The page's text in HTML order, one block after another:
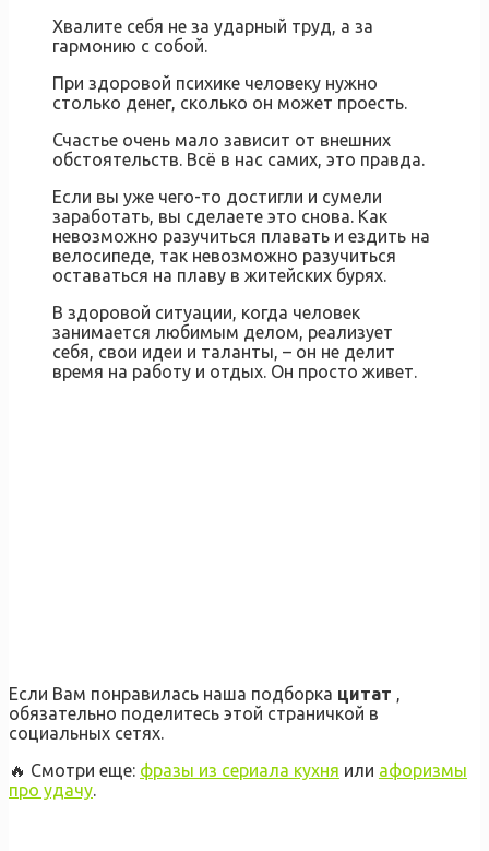
Хвалите себя не за ударный труд, а за
гармонию с собой.
При здоровой психике человеку нужно
столько денег, сколько он может проесть.
Счастье очень мало зависит от внешних
обстоятельств. Всё в нас самих, это правда.
Если вы уже чего-то достигли и сумели
заработать, вы сделаете это снова. Как
невозможно разучиться плавать и ездить на
велосипеде, так невозможно разучиться
оставаться на плаву в житейских бурях.
В здоровой ситуации, когда человек
занимается любимым делом, реализует
себя, свои идеи и таланты, – он не делит
время на работу и отдых. Он просто живет.
Если Вам понравилась наша подборка цитат
обязательно поделитесь этой страничкой в
социальных сетях.
🔥 Смотри еще: фразы из сериала кухня или афоризмы
про удачу